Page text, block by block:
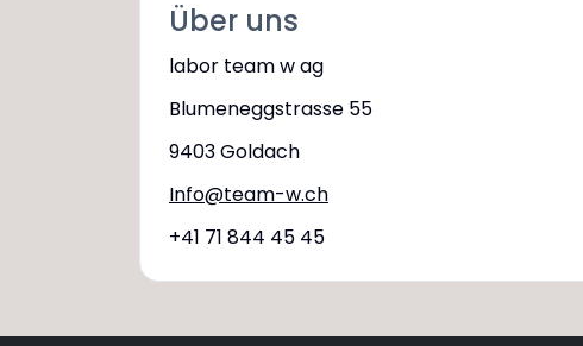
Über uns
labor team w ag
Blumeneggstrasse 55
9403 Goldach
Info@team-w.ch
+41 71 844 45 45